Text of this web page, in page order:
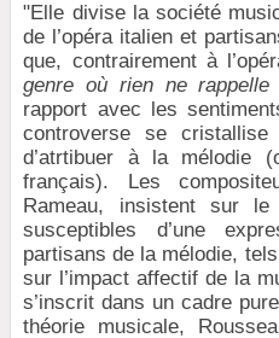
"Elle divise la société
de l’opéra italien et
que, contrairement à
genre où rien ne rappelle
rapport avec les
controverse se cristallise
d’atrtibuer à la mélodie
français). Les
Rameau, insistent sur
susceptibles d’une
partisans de la mélodie,
sur l’impact affectif de la
s’inscrit dans un cadre
théorie musicale,